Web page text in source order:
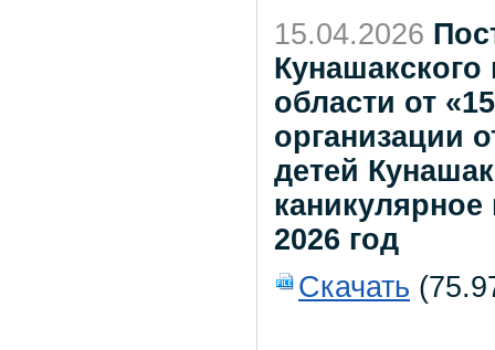
15.04.2026
области от
организации
детей
каникулярное
2026 год
Скачать